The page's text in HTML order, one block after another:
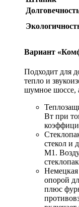
Вариант
Подходит для
тепло и
шумное шоссе,
Вт при
стекол и
М1.
опорой
плюс